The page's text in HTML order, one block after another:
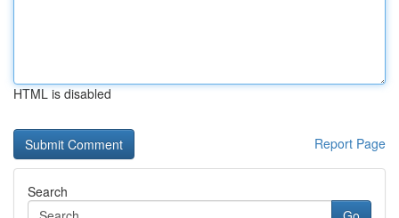
HTML is disabled
Report Page
Search